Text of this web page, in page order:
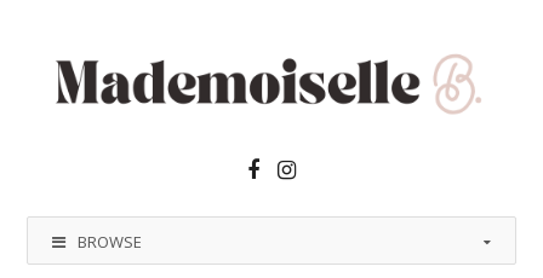
Facebook2
Instagram
BROWSE